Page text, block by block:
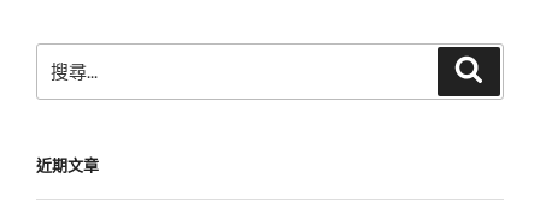
尋
字:
近期文章